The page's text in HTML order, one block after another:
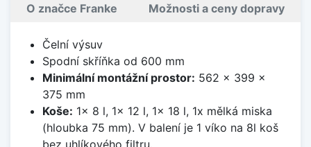
O značce Franke Možnosti a ceny dopravy
Čelní výsuv
Spodní skříňka od 600 mm
Minimální montážní prostor: 562 x 399 x
375 mm
Koše: 1x 8 l, 1x 12 l, 1x 18 l, 1x mělká miska
(hloubka 75 mm). V balení je 1 víko na 8l koš
bez uhlíkového filtru.